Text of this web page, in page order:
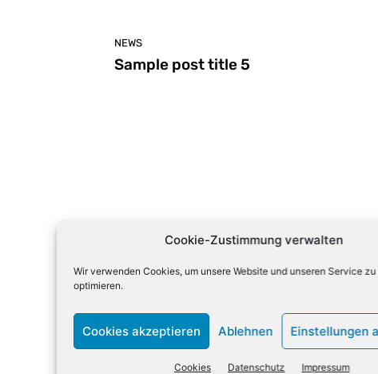
Cookie-Zustimmung verwalten
Wir verwenden Cookies, um unsere Website und unseren Service zu
optimieren.
Cookies akzeptieren Ablehnen Einstellungen
Cookies Datenschutz Impressum
NEWS
Sample post title 5
Sample post title 7